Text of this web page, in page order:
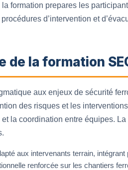
formation prepares les
d’intervention et
de la formation
aux enjeux de sécurité
des risques et les
la coordination entre équipes.
aux intervenants terrain, intégrant
renforcée sur les chantiers